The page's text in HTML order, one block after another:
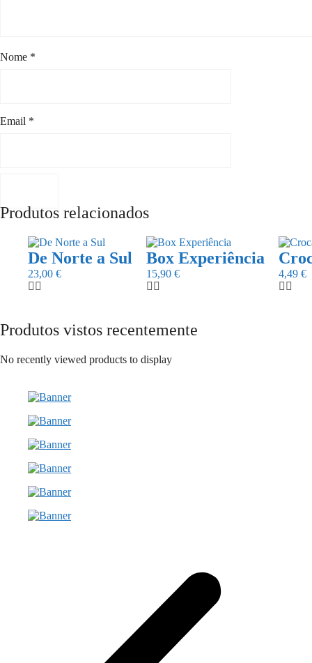
Nome *
Email *
Produtos relacionados
De Norte a Sul
23,00 €
Box Experiência
15,90 € 4,49 €
Produtos vistos recentemente
No recently viewed products to display